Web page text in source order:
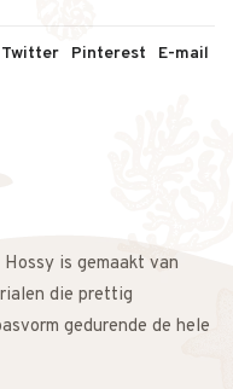
Twitter Pinterest E-mail
is gemaakt van
die prettig
gedurende de hele